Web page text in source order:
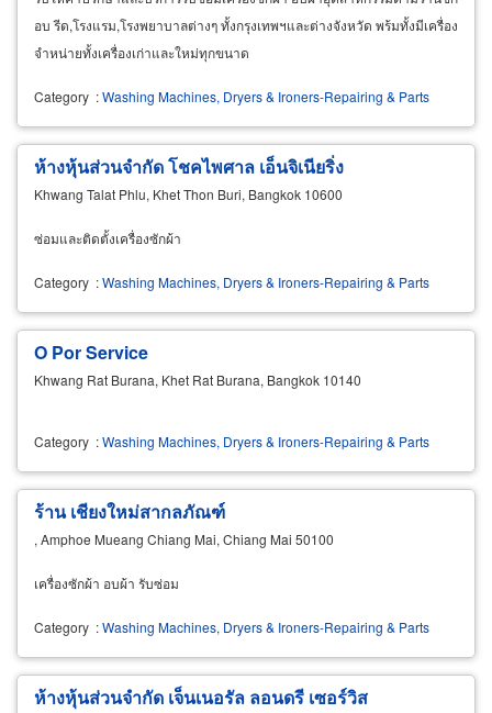
อบ รีด,โรงแรม,โรงพยาบาลต่างๆ ทั้งกรุงเทพฯและต่างจังหวัด พร้มทั้งมีเครื่อง
จำหน่ายทั้งเครื่องเก่าและใหม่ทุกขนาด
Category :Washing Machines, Dryers & Ironers-Repairing & Parts
ห้างหุ้นส่วนจำกัด โชคไพศาล เอ็นจิเนียริ่ง
Khwang Talat Phlu, Khet Thon Buri, Bangkok 10600
ซ่อมและติดตั้งเครื่องซักผ้า
Category :Washing Machines, Dryers & Ironers-Repairing & Parts
O Por Service
Khwang Rat Burana, Khet Rat Burana, Bangkok 10140
Category :Washing Machines, Dryers & Ironers-Repairing & Parts
ร้าน เชียงใหม่สากลภัณฑ์
, Amphoe Mueang Chiang Mai, Chiang Mai 50100
เครื่องซักผ้า อบผ้า รับซ่อม
Category :Washing Machines, Dryers & Ironers-Repairing & Parts
ห้างหุ้นส่วนจำกัด เจ็นเนอรัล ลอนดรี เซอร์วิส